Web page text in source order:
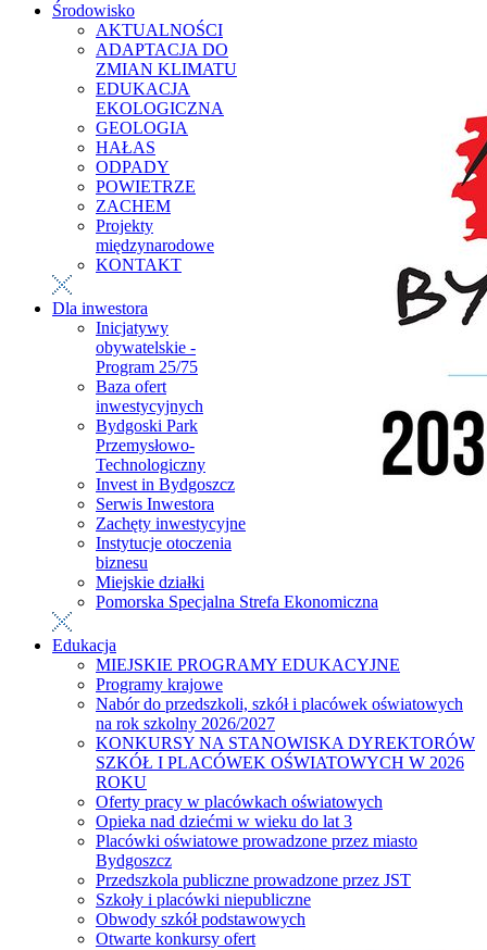
Środowisko
AKTUALNOŚCI
ADAPTACJA DO
ZMIAN KLIMATU
EDUKACJA
EKOLOGICZNA
GEOLOGIA
HAŁAS
ODPADY
POWIETRZE
ZACHEM
Projekty
międzynarodowe
KONTAKT
Dla inwestora
Inicjatywy
obywatelskie -
Program 25/75
Baza ofert
inwestycyjnych
Bydgoski Park
Przemysłowo-
Technologiczny
Invest in Bydgoszcz
Serwis Inwestora
Zachęty inwestycyjne
Instytucje otoczenia
biznesu
Miejskie działki
Pomorska Specjalna Strefa Ekonomiczna
Edukacja
MIEJSKIE PROGRAMY EDUKACYJNE
Programy krajowe
Nabór do przedszkoli, szkół i placówek oświatowych
na rok szkolny 2026/2027
KONKURSY NA STANOWISKA DYREKTORÓW
SZKÓŁ I PLACÓWEK OŚWIATOWYCH W 2026
ROKU
Oferty pracy w placówkach oświatowych
Opieka nad dziećmi w wieku do lat 3
Placówki oświatowe prowadzone przez miasto
Bydgoszcz
Przedszkola publiczne prowadzone przez JST
Szkoły i placówki niepubliczne
Obwody szkół podstawowych
Otwarte konkursy ofert